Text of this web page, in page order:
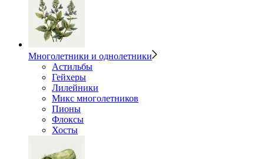
Многолетники и однолетники
Астильбы
Гейхеры
Лилейники
Микс многолетников
Пионы
Флоксы
Хосты